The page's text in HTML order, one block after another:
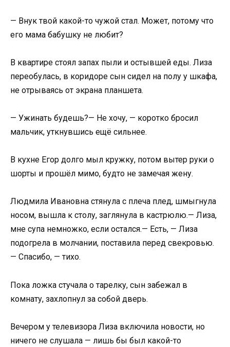
— Внук твой какой-то чужой стал. Может, потому что
его мама бабушку не любит?
В квартире стоял запах пыли и остывшей еды. Лиза
переобулась, в коридоре сын сидел на полу у шкафа,
не отрываясь от экрана планшета.
— Ужинать будешь?— Не хочу, — коротко бросил
мальчик, уткнувшись ещё сильнее.
В кухне Егор долго мыл кружку, потом вытер руки о
шорты и прошёл мимо, будто не замечая жену.
Людмила Ивановна стянула с плеча плед, шмыгнула
носом, вышла к столу, заглянула в кастрюлю.— Лиза,
мне супа немножко, если остался.— Есть, — Лиза
подогрела в молчании, поставила перед свекровью.
— Спасибо, — тихо.
Пока ложка стучала о тарелку, сын забежал в
комнату, захлопнул за собой дверь.
Вечером у телевизора Лиза включила новости, но
ничего не слушала — лишь бы был какой-то